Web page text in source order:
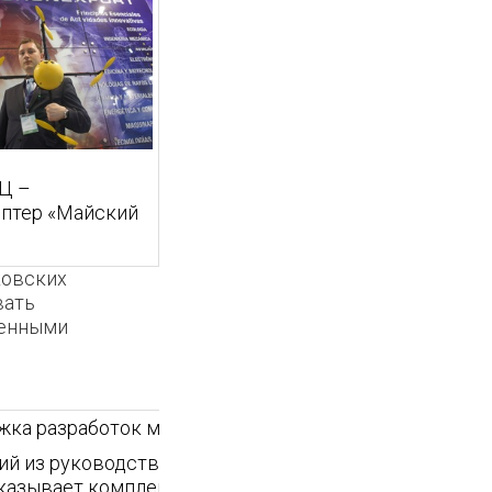
–
«Майский
разработок молодых ученых НИЯУ МИФИ.
из руководства НИЯУ МИФИ и экспертов
комплексную поддержку и